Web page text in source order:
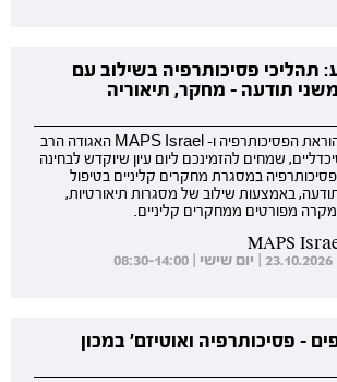
תהליכי פסיכותרפיה בשילוב עם
תודעה - מחקר, תיאוריה
מכון מפרשים לחקר והוראת הפסיכותרפיה ו- MAPS Israel האגודה הרב
שמחים להזמינכם ליום עיון שיוקדש לבחינה
במסגרת מחקרים קליניים בטיפול
באמצעות שילוב של מסגרות תיאורטיות,
מקרה מפורטים ממחקרים קליניים.
- פסיכותרפיה ואוטיזם' במכון